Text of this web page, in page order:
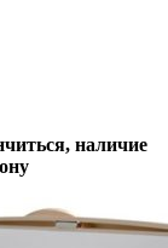
наличие